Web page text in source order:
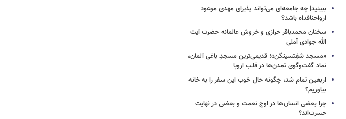
ببینید| چه جامعه‌ای می‌تواند پذیرای مهدی موعود
ارواحنافداه باشد؟
سخنان محمدباقر خرازی و خروش عالمانه حضرت آیت
الله جوادی آملی
«مسجد شفِتسینگن»؛ قدیمی‌ترین مسجدِ باغی آلمان،
نماد گفت‌وگوی تمدن‌ها در قلب اروپا
اربعین تمام شد، چگونه حال خوب این سفر را به خانه
بیاوریم؟
چرا بعضی انسان‌ها در اوج نعمت و بعضی در نهایت
حسرت‌اند؟